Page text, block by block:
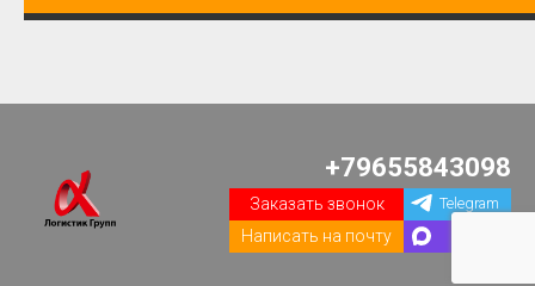
+79655843098
Заказать звонок
Написать на почту
Telegram